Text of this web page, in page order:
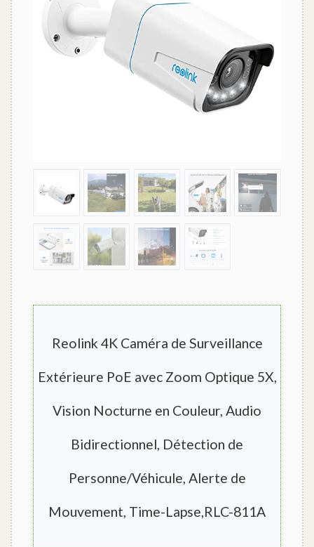
Reolink 4K Caméra de Surveillance
Extérieure PoE avec Zoom Optique 5X,
Vision Nocturne en Couleur, Audio
Bidirectionnel, Détection de
Personne/Véhicule, Alerte de
Mouvement, Time-Lapse,RLC-811A